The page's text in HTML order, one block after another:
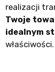
realizacji
Twoje
idealnym
właściwości.